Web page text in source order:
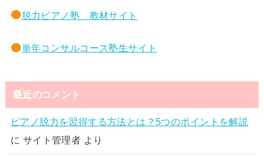
脱力ピアノ塾 教材サイト
単年コンサルコース塾生サイト
最近のコメント
ピアノ脱力を習得する方法とは？5つのポイントを解説
に サイト管理者 より